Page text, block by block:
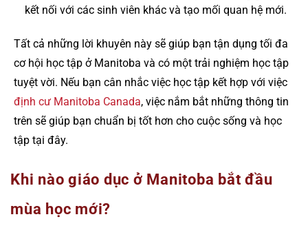
kết nối với các sinh viên khác và tạo mối quan hệ mới.
Tất cả những lời khuyên này sẽ giúp bạn tận dụng tối đa
cơ hội học tập ở Manitoba và có một trải nghiệm học tập
tuyệt vời. Nếu bạn cân nhắc việc học tập kết hợp với việc
định cư Manitoba Canada, việc nắm bắt những thông tin
trên sẽ giúp bạn chuẩn bị tốt hơn cho cuộc sống và học
tập tại đây.
Khi nào giáo dục ở Manitoba bắt đầu
mùa học mới?